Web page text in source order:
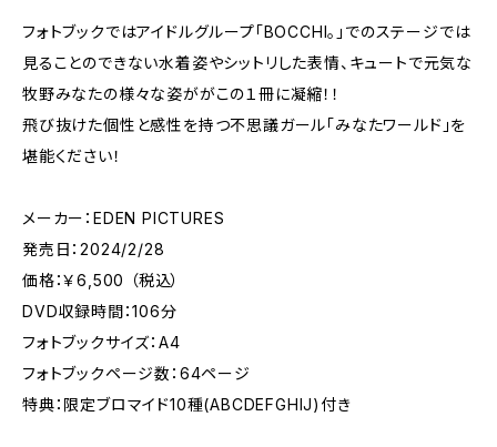
フォトブックではアイドルグループ「BOCCHI。」でのステージでは
見ることのできない水着姿やシットリした表情、キュートで元気な
牧野みなたの様々な姿ががこの１冊に凝縮！！
飛び抜けた個性と感性を持つ不思議ガール「みなたワールド」を
堪能ください！
メーカー：EDEN PICTURES
発売日：2024/2/28
価格：￥6,500 （税込）
DVD収録時間：106分
フォトブックサイズ：A4
フォトブックページ数：64ページ
特典：限定ブロマイド10種(ABCDEFGHIJ)付き